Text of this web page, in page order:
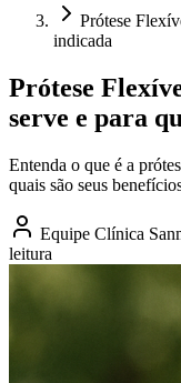
Prótese
indicada
Prótese
serve e para
Entenda o que é a
quais são seus
Equipe Clínica
leitura